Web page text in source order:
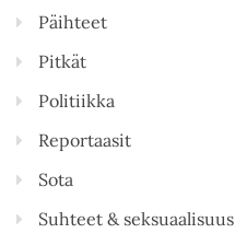
Päihteet
Pitkät
Politiikka
Reportaasit
Sota
Suhteet & seksuaalisuus